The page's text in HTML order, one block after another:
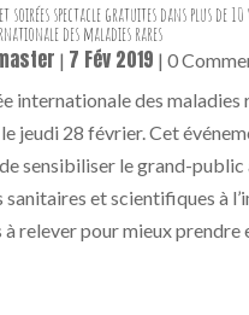
soirées spectacle gratuites dans plus de
des maladies rares
| 7 Fév 2019 | 0
internationale des maladies
jeudi 28 février. Cet
sensibiliser le grand-public
et scientifiques à
à relever pour mieux prendre